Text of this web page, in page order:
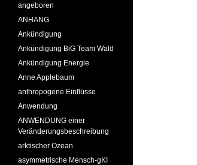
angeboren
ANHANG
Ankündigung
Ankündigung BiG Team Wald
Ankündigung Energie
Anne Applebaum
anthropogene Einflüsse
Anwendung
ANWENDUNG einer
Veränderungsbeschreibung
arktischer Ozean
asymmetrische Mensch-gKI